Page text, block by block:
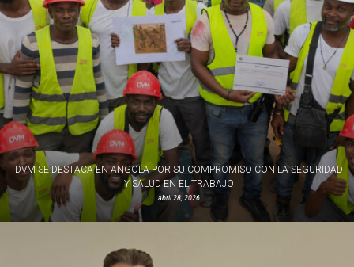
DVM SE DESTACA EN ANGOLA POR SU COMPROMISO CON LA SEGURIDAD
Y SALUD EN EL TRABAJO
abril 28, 2026